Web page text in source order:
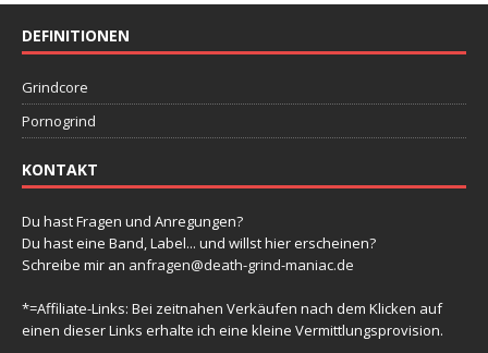
DEFINITIONEN
Grindcore
Pornogrind
KONTAKT
Du hast Fragen und Anregungen?
Du hast eine Band, Label... und willst hier erscheinen?
Schreibe mir an anfragen@death-grind-maniac.de
*=Affiliate-Links: Bei zeitnahen Verkäufen nach dem Klicken auf
einen dieser Links erhalte ich eine kleine Vermittlungsprovision.